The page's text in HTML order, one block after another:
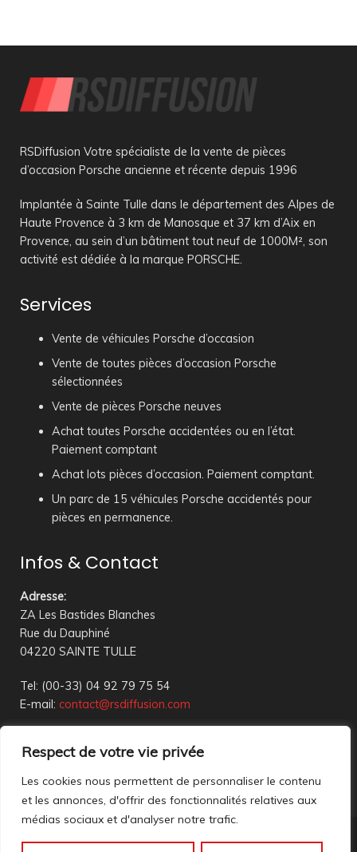
Respect de votre vie privée
Les cookies nous permettent de personnaliser le contenu
et les annonces, d'offrir des fonctionnalités relatives aux
médias sociaux et d'analyser notre trafic.
RSDiffusion Votre spécialiste de la vente de pièces
d’occasion Porsche ancienne et récente depuis 1996
Implantée à Sainte Tulle dans le département des Alpes de
Haute Provence à 3 km de Manosque et 37 km d’Aix en
Provence, au sein d’un bâtiment tout neuf de 1000M², son
activité est dédiée à la marque PORSCHE.
Services
Vente de véhicules Porsche d’occasion
Vente de toutes pièces d’occasion Porsche
sélectionnées
Vente de pièces Porsche neuves
Achat toutes Porsche accidentées ou en l’état.
Paiement comptant
Achat lots pièces d’occasion. Paiement comptant.
Un parc de 15 véhicules Porsche accidentés pour
pièces en permanence.
Infos & Contact
Adresse:
ZA Les Bastides Blanches
Rue du Dauphiné
04220 SAINTE TULLE
Tel: (00-33) 04 92 79 75 54
E-mail: contact@rsdiffusion.com
18h00
Réception en magasin sur rendez-vous uniquement
Nous contacter